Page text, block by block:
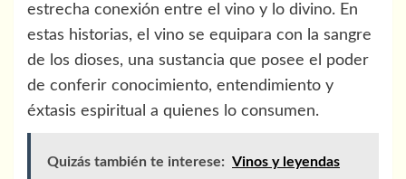
estrecha conexión entre el vino y lo divino. En
estas historias, el vino se equipara con la sangre
de los dioses, una sustancia que posee el poder
de conferir conocimiento, entendimiento y
éxtasis espiritual a quienes lo consumen.
Quizás también te interese: Vinos y leyendas